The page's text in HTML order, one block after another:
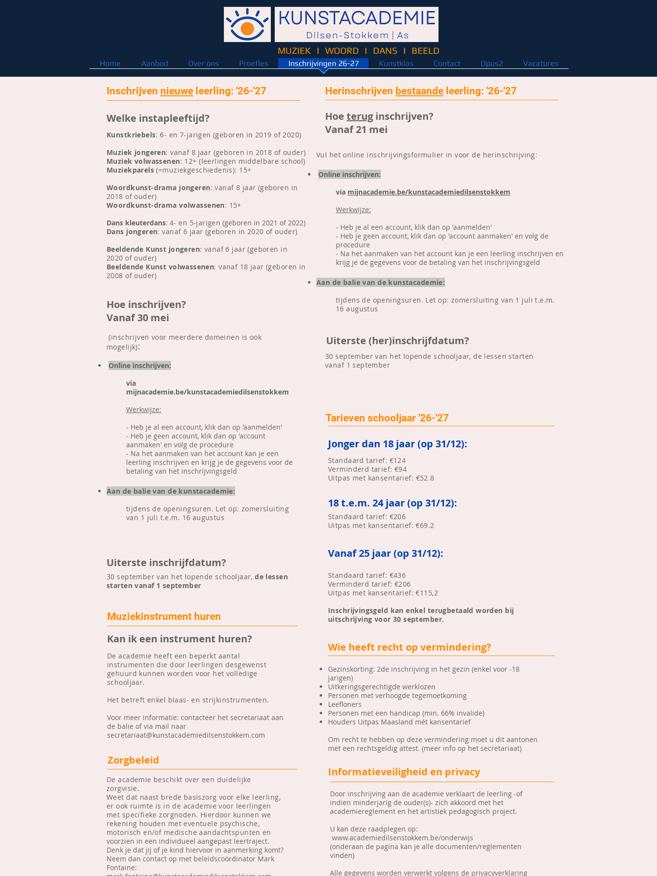
MUZIEK I WOORD I DANS I BEELD
Home Aanbod Over ons Proefles Inschrijvingen 26-27 Kunstklas Contact Opus2 Vacatures
Inschrijven nieuwe leerling: '26-'27
Welke instapleeftijd?
Kunstkriebels: 6- en 7-jarigen(geboren in 2019 of 2020)
Muziek jongeren: vanaf 8 jaar (geboren in 2018 of ouder)
Muziek volwassenen: 12+ (leerlingen middelbare school)
Muziekparels (=muziekgeschiedenis): 15+
Woordkunst-drama jongeren: vanaf 8 jaar (geboren in
2018 of ouder)
Woordkunst-drama volwassenen: 15+
Dans kleuterdans: 4- en 5-jarigen (geboren in 2021 of 2022)
Dans jongeren: vanaf 6 jaar (geboren in 2020 of ouder)
Beeldende Kunst jongeren: vanaf 6 jaar (geboren in
2020 of ouder)
Beeldende Kunst volwassenen: vanaf 18 jaar (geboren in
2008 of ouder)
Hoe inschrijven?
Vanaf 30 mei
(inschrijven voor meerdere domeinen is ook
mogelijk):
Online inschrijven:
via
mijnacademie.be/kunstacademiedilsenstokkem
Werkwijze:
- Heb je al een account, klik dan op 'aanmelden'
- Heb je geen account, klik dan op 'account
aanmaken' en volg de procedure
- Na het aanmaken van het account kan je een
leerling inschrijven en krijg je de gegevens voor de
betaling van het inschrijvingsgeld
​Aan de balie van de kunstacademie:
tijdens de openingsuren. Let op: zomersluiting
van 1 juli t.e.m. 16 augustus
Uiterste inschrijfdatum?
30 september van het lopende schooljaar,de lessen
starten vanaf 1 september
Muziekinstrument huren
Kan ik een instrument huren?
De academie heeft een beperkt aantal
instrumenten die door leerlingen desgewenst
gehuurd kunnen worden voor het volledige
schooljaar.
Het betreft enkel blaas- en strijkinstrumenten.
Voor meer informatie: contacteer het secretariaat aan
de balie of via mail naar
secretariaat@kunstacademiedilsenstokkem.com
Zorgbeleid
De academie beschikt over een duidelijke
zorgvisie.
Weet dat naast brede basiszorg voor elke leerling,
er ook ruimte is in de academie voor leerlingen
met specifiekezorgnoden. Hierdoor kunnen we
rekening houden met eventuele psychische,
motorisch en/of medische aandachtspuntenen
voorzien in een individueel aangepast leertraject.
Denk je dat jij of je kind hiervoor in aanmerking komt?
Neem dan contact op met beleidscoördinator Mark
Fontaine:
Herinschrijven bestaande leerling: '26-'27
Hoe terug inschrijven?
Vanaf 21 mei
Vul het online inschrijvingsformulier in voor de herinschrijving:
Online inschrijven:
via mijnacademie.be/kunstacademiedilsenstokkem
Werkwijze:
- Heb je al een account, klik dan op 'aanmelden'
- Heb je geen account, klik dan op 'account aanmaken' en volg de
procedure
- Na het aanmaken van het account kan je een leerling inschrijven en
krijg je de gegevens voor de betaling van het inschrijvingsgeld
​Aan de balie van de kunstacademie:
tijdens de openingsuren. Let op: zomersluiting van 1 juli t.e.m.
16 augustus
Uiterste (her)inschrijfdatum?
30 september van het lopende schooljaar, de lessen starten
vanaf 1 september
Tarieven schooljaar '26-'27
Jonger dan 18 jaar (op 31/12):
Standaard tarief: €124
Verminderd tarief: €94
Uitpas met kansentarief: €52.8
18 t.e.m. 24 jaar (op 31/12):
Standaard tarief: €206
Uitpas met kansentarief: €69.2
Vanaf 25 jaar (op 31/12):
Standaard tarief: €436
Verminderd tarief: €206
Uitpas met kansentarief: €115,2
​Inschrijvingsgeld kan enkel terugbetaald worden bij
uitschrijving voor 30 september.
Wie heeft recht op vermindering?
Gezinskorting: 2de inschrijving in het gezin (enkel voor -18
jarigen)
Uitkeringsgerechtigde werklozen
Personen met verhoogde tegemoetkoming
Leefloners
Personen met een handicap (min. 66% invalide)
Houders Uitpas Maasland mét kansentarief
Om recht te hebben op deze vermindering moet u dit aantonen
met een rechtsgeldig attest. (meer info op het secretariaat)
Informatieveiligheid en privacy
Door inschrijving aan de academie verklaart de leerling -of
indien minderjarig de ouder(s)- zich akkoord met het
academiereglement en het artistiek pedagogisch project.
U kan deze raadplegen op:
www.academiedilsenstokkem.be/onderwijs
(onderaan de pagina kan je alle documenten/reglementen
vinden)
Alle gegevens worden verwerkt volgens de privacyverklaring